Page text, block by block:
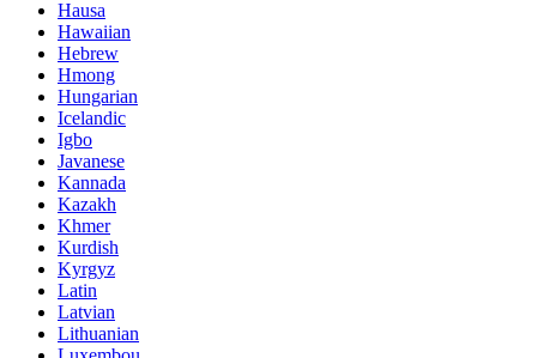
Hausa
Hawaiian
Hebrew
Hmong
Hungarian
Icelandic
Igbo
Javanese
Kannada
Kazakh
Khmer
Kurdish
Kyrgyz
Latin
Latvian
Lithuanian